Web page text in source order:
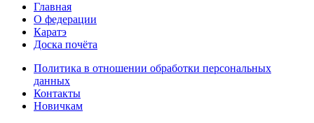
Главная
О федерации
Каратэ
Доска почёта
Политика в отношении обработки персональных
данных
Контакты
Новичкам